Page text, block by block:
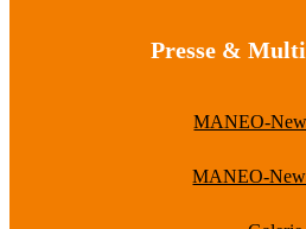
Presse &
MANEO-
MANEO-